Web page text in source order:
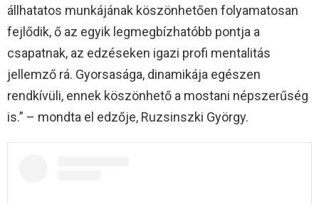
állhatatos munkájának köszönhetően folyamatosan
fejlődik, ő az egyik legmegbízhatóbb pontja a
csapatnak, az edzéseken igazi profi mentalitás
jellemző rá. Gyorsasága, dinamikája egészen
rendkívüli, ennek köszönhető a mostani népszerűség
is.” – mondta el edzője, Ruzsinszki György.